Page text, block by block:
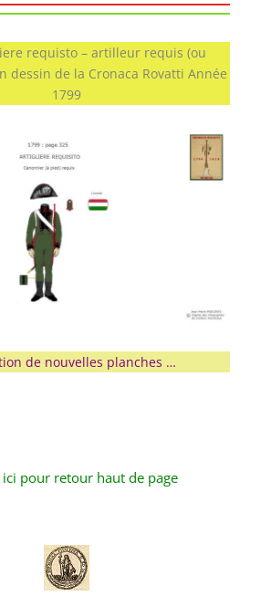
requisto – artilleur requis (ou
dessin de la Cronaca Rovatti Année
1799
de nouvelles planches …
ici pour retour haut de page